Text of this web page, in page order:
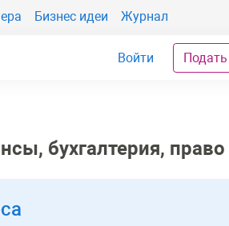
Бизнес идеи Журнал
Войти
бухгалтерия, право